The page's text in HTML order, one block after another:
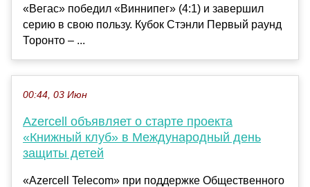
«Вегас» победил «Виннипег» (4:1) и завершил
серию в свою пользу. Кубок Стэнли Первый раунд
Торонто – ...
00:44, 03 Июн
Azercell объявляет о старте проекта
«Книжный клуб» в Международный день
защиты детей
«Azercell Telecom» при поддержке Общественного